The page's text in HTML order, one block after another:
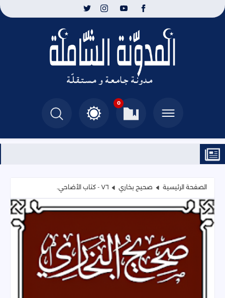
0
الصفحة الرئيسية صحيح بخاري ٧٦ - كتاب الأضاحي.